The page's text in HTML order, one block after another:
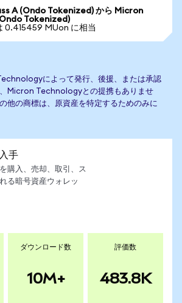
A (Ondo Tokenized) から Micron
Tokenized)
0.415459 MUon に相当
によって発行、後援、または承認
Micron Technologyとの提携もありませ
他の商標は、原資産を特定するためのみに
手
購入、売却、取引、ス
る暗号資産ウォレッ
ダウンロード数
10M+
評価数
483.8K